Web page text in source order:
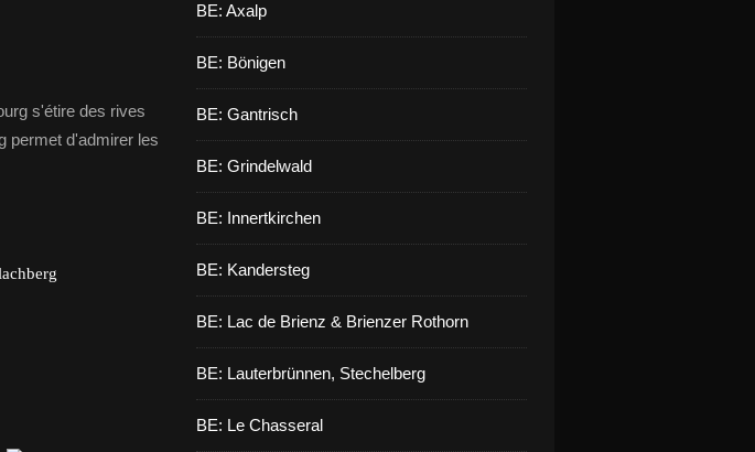
s'étire des rives
permet d'admirer les
BE: Axalp
BE: Bönigen
BE: Gantrisch
BE: Grindelwald
BE: Innertkirchen
BE: Kandersteg
BE: Lac de Brienz & Brienzer Rothorn
BE: Lauterbrünnen, Stechelberg
BE: Le Chasseral